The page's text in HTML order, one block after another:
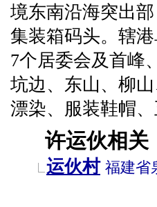
境东南沿海突出
集装箱码头。辖
7个居委会及首峰
坑边、东山、柳
漂染、服装鞋帽
许运伙相关
运伙村 福建省